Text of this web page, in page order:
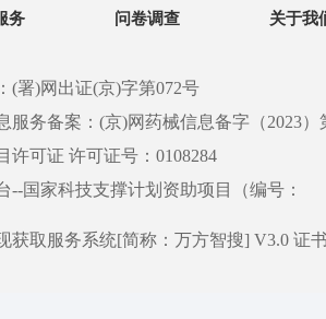
务 问卷调查 关于我
(署)网出证(京)字第072号
服务备案：(京)网药械信息备字（2023）
许可证 许可证号：0108284
--国家科技支撑计划资助项目（编号：
获取服务系统[简称：万方智搜] V3.0 证